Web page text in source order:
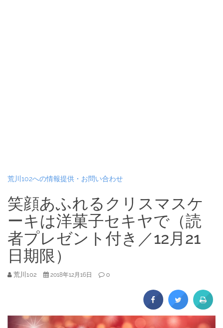
荒川102への情報提供・お問い合わせ
笑顔あふれるクリスマスケ
ーキは洋菓子セキヤで（読
者プレゼント付き／12月21
日期限）
荒川102 2018年12月16日 0